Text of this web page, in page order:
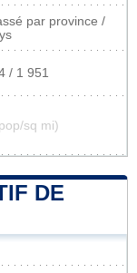
par province /
/ 1 951
sq mi)
DE